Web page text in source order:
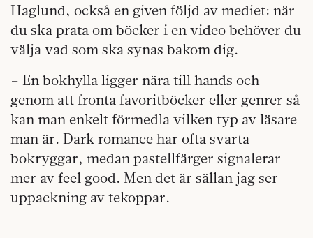
Haglund, också en given följd av mediet: när
du ska prata om böcker i en video behöver du
välja vad som ska synas bakom dig.
– En bokhylla ligger nära till hands och
genom att fronta favoritböcker eller genrer så
kan man enkelt förmedla vilken typ av läsare
man är. Dark romance har ofta svarta
bokryggar, medan pastellfärger signalerar
mer av feel good. Men det är sällan jag ser
uppackning av tekoppar.